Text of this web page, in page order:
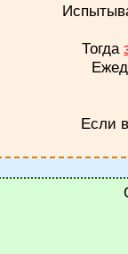
Тогда
Если